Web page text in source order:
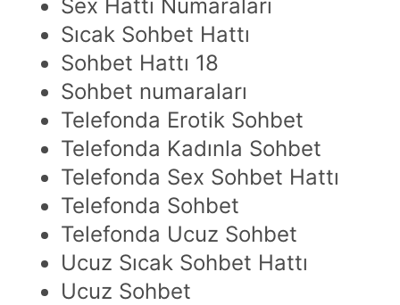
Sex Hattı Numaraları
Sıcak Sohbet Hattı
Sohbet Hattı 18
Sohbet numaraları
Telefonda Erotik Sohbet
Telefonda Kadınla Sohbet
Telefonda Sex Sohbet Hattı
Telefonda Sohbet
Telefonda Ucuz Sohbet
Ucuz Sıcak Sohbet Hattı
Ucuz Sohbet